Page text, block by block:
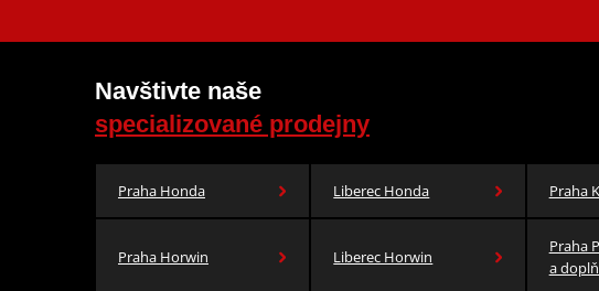
Navštivte naše
specializované prodejny
Praha Honda Liberec Honda Praha
Praha Horwin Liberec Horwin
Praha
a